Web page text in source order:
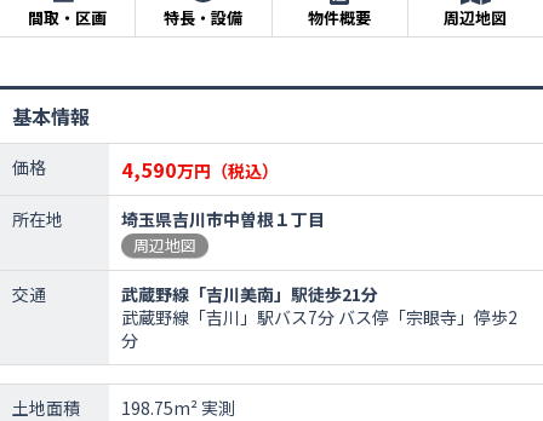
間取・区画 特長・設備 物件概要 周辺地図
基本情報
価格 4,590万円（税込）
所在地
埼玉県吉川市中曽根１丁目
周辺地図
交通
武蔵野線「吉川美南」駅徒歩21分
武蔵野線「吉川」駅バス7分 バス停「宗眼寺」停歩2
分
土地面積
198.75m² 実測